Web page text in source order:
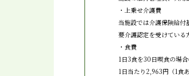
・上乗せ介護費
当施設では介護保険給付
要介護認定を受けている
・食費
1日3食を30日喫食の場合
1日当たり2,963円（1食